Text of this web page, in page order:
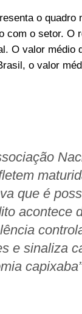
o quadro
com o setor. O
O valor médio
o valor
que é
acontece
e sinaliza